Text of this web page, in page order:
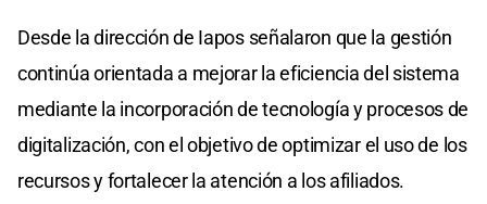
Desde la dirección de Iapos señalaron que la gestión
continúa orientada a mejorar la eficiencia del sistema
mediante la incorporación de tecnología y procesos de
digitalización, con el objetivo de optimizar el uso de los
recursos y fortalecer la atención a los afiliados.